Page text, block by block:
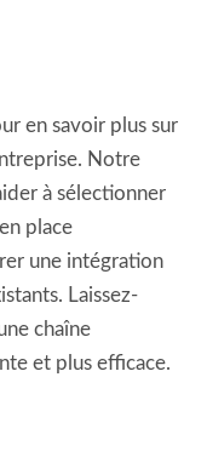
en savoir plus sur
Notre
à sélectionner
place
une intégration
Laissez-
chaîne
et plus efficace.